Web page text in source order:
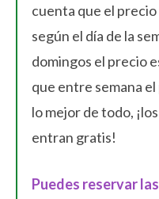
cuenta que el
según el día de la
domingos el precio
que entre semana
lo mejor de todo,
entran gratis!
Puedes reservar